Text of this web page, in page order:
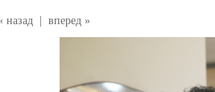
назад вперед »